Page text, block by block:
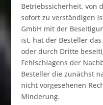
Betriebssicherheit, von
sofort zu verständigen
GmbH mit der
ist, hat der Besteller
oder durch Dritte
Fehlschlagens der
Besteller die zunächst
nicht vorgesehenen
Minderung.